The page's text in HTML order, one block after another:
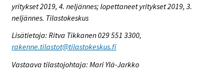
yritykset 2019, 4. neljännes; lopettaneet yritykset 2019, 3.
neljännes. Tilastokeskus
Lisätietoja: Ritva Tikkanen 029 551 3300,
rakenne.tilastot@tilastokeskus.fi
Vastaava tilastojohtaja: Mari Ylä-Jarkko